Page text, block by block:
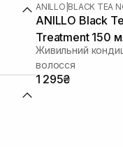
ANILLO BLACK TEA
ANILLO Black
Treatment 150
Живильний
волосся
1 295₴